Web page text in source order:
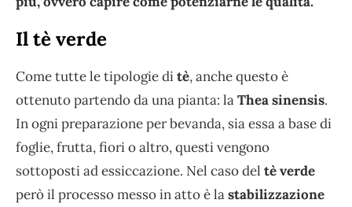
Il tè verde
Come tutte le tipologie ditè, anche questo è
ottenuto partendo da una pianta: laThea sinensis.
In ogni preparazione per bevanda, sia essa a base di
foglie, frutta, fiori o altro, questi vengono
sottoposti ad essiccazione. Nel caso del tè verde
però il processo messo in atto è lastabilizzazione